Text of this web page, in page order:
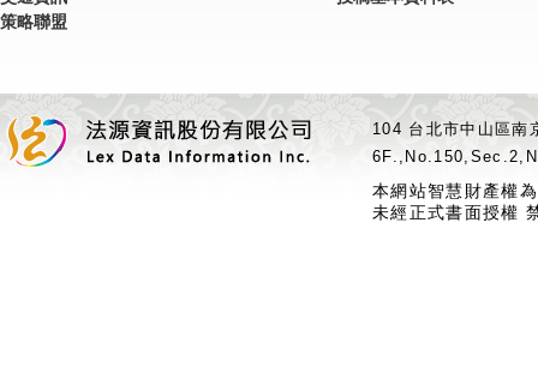
策略聯盟
104 台北市中山區
本網站智慧財產權
未經正式書面授權